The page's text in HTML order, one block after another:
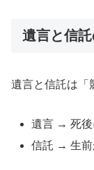
遺言と信
遺言と信託は「
遺言 → 死後
信託 → 生前